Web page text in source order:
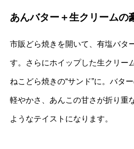
あんバター＋生クリームの
市販どら焼きを開いて、有塩バタ
す。さらにホイップした生クリー
ねこどら焼きの“サンド”に。バタ
軽やかさ、あんこの甘さが折り重
ようなテイストになります。